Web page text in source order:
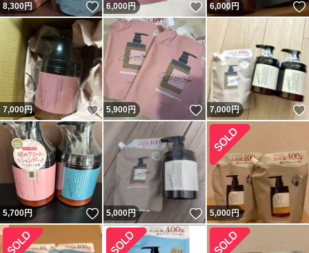
8,300円 いいね！
6,000円 いいね！
6,000円
7,000円 いいね！
5,900円 いいね！
7,000円
5,700円 いいね！
5,000円 いいね！
5,000円